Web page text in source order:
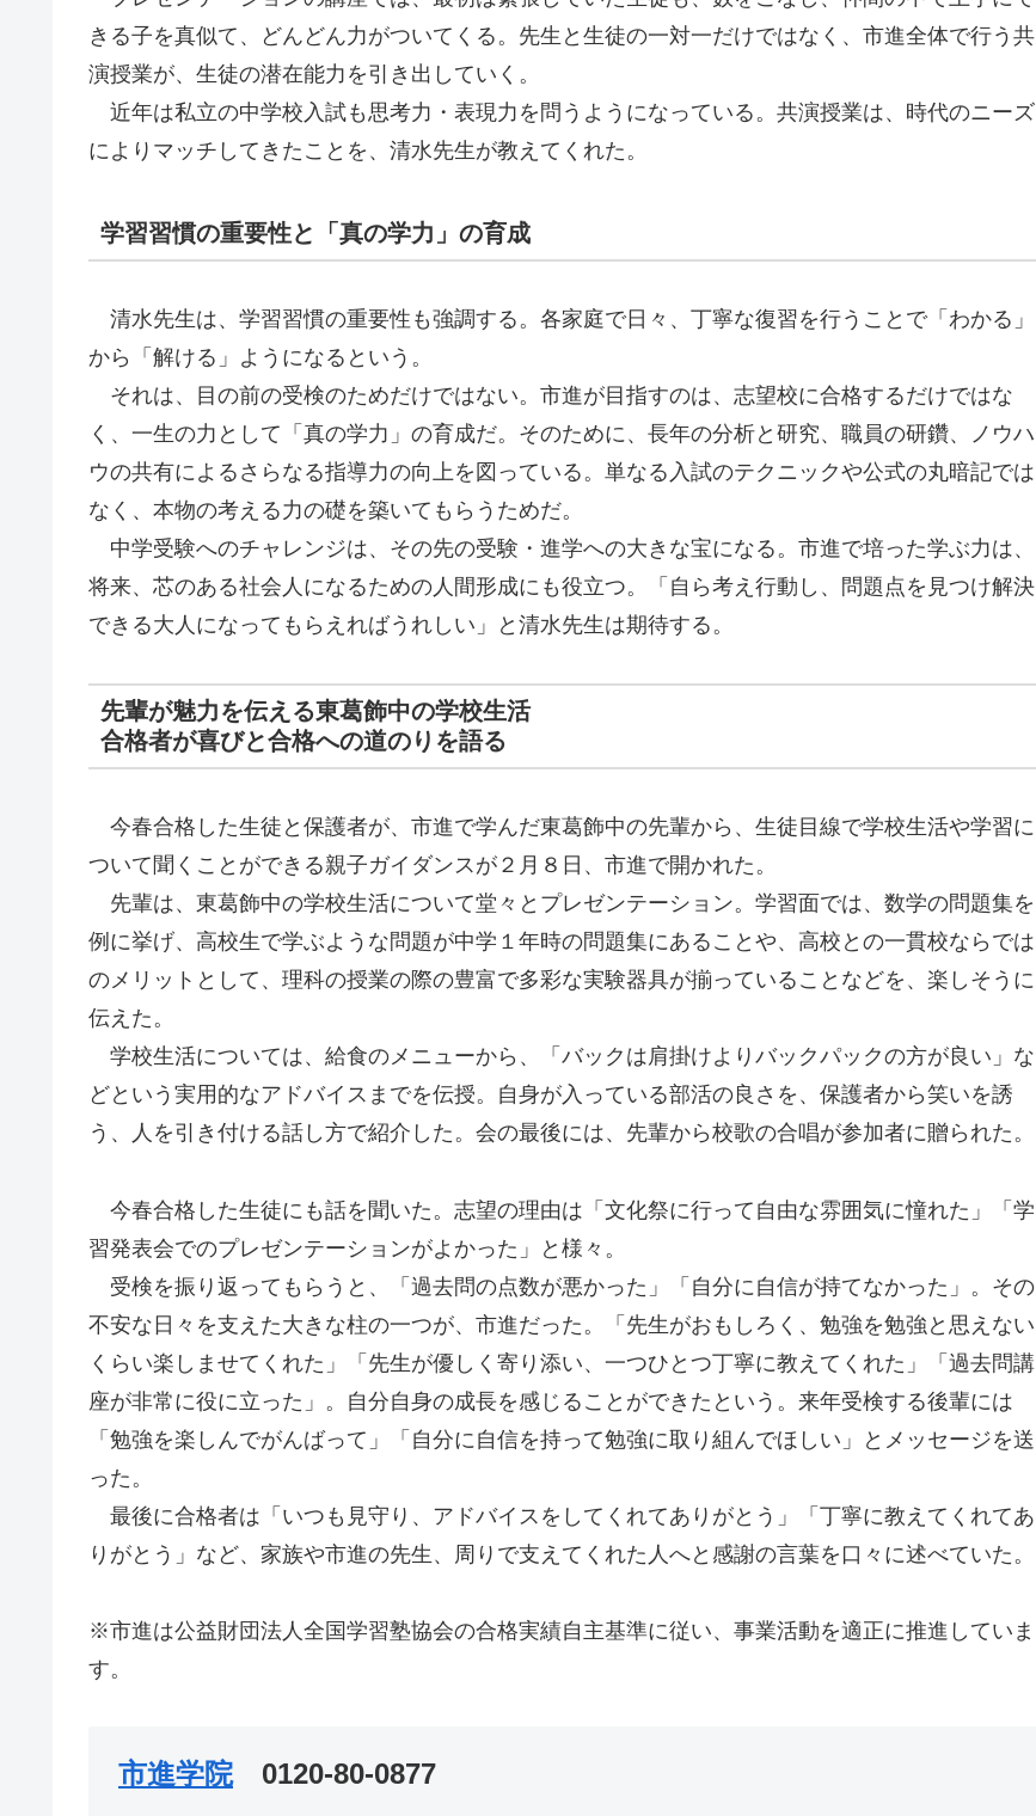
きる子を真似て、どんどん力がついてくる。先生と生徒の一対一だけではなく、市進全体で行う共
演授業が、生徒の潜在能力を引き出していく。
近年は私立の中学校入試も思考力・表現力を問うようになっている。共演授業は、時代のニーズ
によりマッチしてきたことを、清水先生が教えてくれた。
学習習慣の重要性と「真の学力」の育成
清水先生は、学習習慣の重要性も強調する。各家庭で日々、丁寧な復習を行うことで「わかる」
から「解ける」ようになるという。
それは、目の前の受検のためだけではない。市進が目指すのは、志望校に合格するだけではな
く、一生の力として「真の学力」の育成だ。そのために、長年の分析と研究、職員の研鑽、ノウハ
ウの共有によるさらなる指導力の向上を図っている。単なる入試のテクニックや公式の丸暗記では
なく、本物の考える力の礎を築いてもらうためだ。
中学受験へのチャレンジは、その先の受験・進学への大きな宝になる。市進で培った学ぶ力は、
将来、芯のある社会人になるための人間形成にも役立つ。「自ら考え行動し、問題点を見つけ解決
できる大人になってもらえればうれしい」と清水先生は期待する。
先輩が魅力を伝える東葛飾中の学校生活
合格者が喜びと合格への道のりを語る
今春合格した生徒と保護者が、市進で学んだ東葛飾中の先輩から、生徒目線で学校生活や学習に
ついて聞くことができる親子ガイダンスが２月８日、市進で開かれた。
先輩は、東葛飾中の学校生活について堂々とプレゼンテーション。学習面では、数学の問題集を
例に挙げ、高校生で学ぶような問題が中学１年時の問題集にあることや、高校との一貫校ならでは
のメリットとして、理科の授業の際の豊富で多彩な実験器具が揃っていることなどを、楽しそうに
伝えた。
学校生活については、給食のメニューから、「バックは肩掛けよりバックパックの方が良い」な
どという実用的なアドバイスまでを伝授。自身が入っている部活の良さを、保護者から笑いを誘
う、人を引き付ける話し方で紹介した。会の最後には、先輩から校歌の合唱が参加者に贈られた。
今春合格した生徒にも話を聞いた。志望の理由は「文化祭に行って自由な雰囲気に憧れた」「学
習発表会でのプレゼンテーションがよかった」と様々。
受検を振り返ってもらうと、「過去問の点数が悪かった」「自分に自信が持てなかった」。その
不安な日々を支えた大きな柱の一つが、市進だった。「先生がおもしろく、勉強を勉強と思えない
くらい楽しませてくれた」「先生が優しく寄り添い、一つひとつ丁寧に教えてくれた」「過去問講
座が非常に役に立った」。自分自身の成長を感じることができたという。来年受検する後輩には
「勉強を楽しんでがんばって」「自分に自信を持って勉強に取り組んでほしい」とメッセージを送
った。
最後に合格者は「いつも見守り、アドバイスをしてくれてありがとう」「丁寧に教えてくれてあ
りがとう」など、家族や市進の先生、周りで支えてくれた人へと感謝の言葉を口々に述べていた。
※市進は公益財団法人全国学習塾協会の合格実績自主基準に従い、事業活動を適正に推進していま
す。
市進学院0120-80-0877